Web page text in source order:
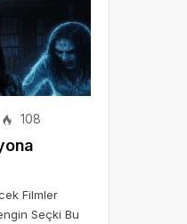
108
Filmler
Seçki Bu